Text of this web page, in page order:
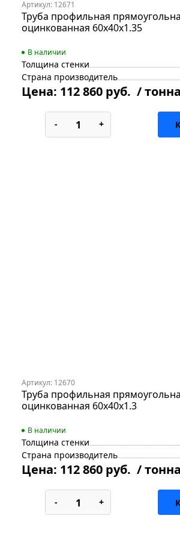
Артикул: 12671
Труба профильная
оцинкованная 60х40х1.35
В наличии
Толщина стенки
Страна производитель
Цена: 112 860 руб. / тонна
- +
Артикул: 12670
Труба профильная
оцинкованная 60х40х1.3
В наличии
Толщина стенки
Страна производитель
Цена: 112 860 руб. / тонна
- +